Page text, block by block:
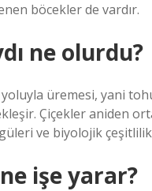
böcekler de vardır.
ne olurdu?
üremesi, yani
Çiçekler aniden
ve biyolojik
işe yarar?